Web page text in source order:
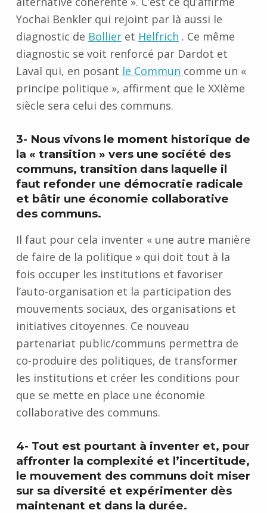
Yochai Benkler qui rejoint par là aussi le
diagnostic de Bollieret Helfrich . Ce même
diagnostic se voit renforcé par Dardot et
Laval qui, en posant le Commun comme un «
principe politique », affirment que le XXIème
siècle sera celui des communs.
3- Nous vivons le moment historique de
la « transition » vers une société des
communs, transition dans laquelle il
faut refonder une démocratie radicale
et bâtir une économie collaborative
des communs.
Il faut pour cela inventer « une autre manière
de faire de la politique » qui doit tout à la
fois occuper les institutions et favoriser
l’auto-organisation et la participation des
mouvements sociaux, des organisations et
initiatives citoyennes. Ce nouveau
partenariat public/communs permettra de
co-produire des politiques, de transformer
les institutions et créer les conditions pour
que se mette en place une économie
collaborative des communs.
4- Tout est pourtant à inventer et, pour
affronter la complexité et l’incertitude,
le mouvement des communs doit miser
sur sa diversité et expérimenter dès
maintenant et dans la durée.